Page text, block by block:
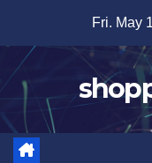
content
Fri. May